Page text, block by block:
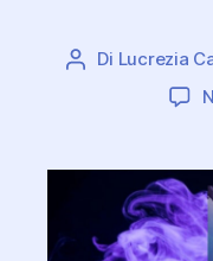
Autore
Di Lucrezia